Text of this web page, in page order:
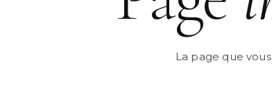
La page que